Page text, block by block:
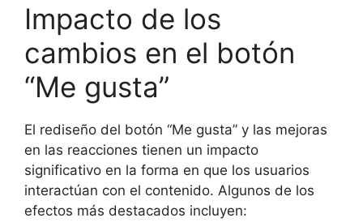
Impacto de los
cambios en el botón
“Me gusta”
El rediseño del botón “Me gusta” y las mejoras
en las reacciones tienen un impacto
significativo en la forma en que los usuarios
interactúan con el contenido. Algunos de los
efectos más destacados incluyen: